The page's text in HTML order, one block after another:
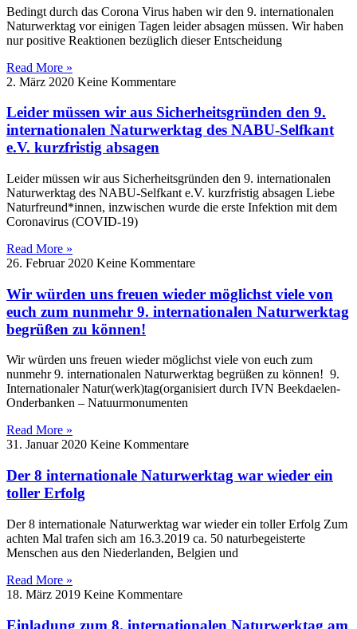
Bedingt durch das Corona Virus haben wir den 9. internationalen
Naturwerktag vor einigen Tagen leider absagen müssen. Wir haben
nur positive Reaktionen bezüglich dieser Entscheidung
Read More »
2. März 2020 Keine Kommentare
Leider müssen wir aus Sicherheitsgründen den 9.
internationalen Naturwerktag des NABU-Selfkant
e.V. kurzfristig absagen
Leider müssen wir aus Sicherheitsgründen den 9. internationalen
Naturwerktag des NABU-Selfkant e.V. kurzfristig absagen Liebe
Naturfreund*innen, inzwischen wurde die erste Infektion mit dem
Coronavirus (COVID-19)
Read More »
26. Februar 2020 Keine Kommentare
Wir würden uns freuen wieder möglichst viele von
euch zum nunmehr 9. internationalen Naturwerktag
begrüßen zu können!
Wir würden uns freuen wieder möglichst viele von euch zum
nunmehr 9. internationalen Naturwerktag begrüßen zu können! 9.
Internationaler Natur(werk)tag(organisiert durch IVN Beekdaelen-
Onderbanken – Natuurmonumenten
Read More »
31. Januar 2020 Keine Kommentare
Der 8 internationale Naturwerktag war wieder ein
toller Erfolg
Der 8 internationale Naturwerktag war wieder ein toller Erfolg Zum
achten Mal trafen sich am 16.3.2019 ca. 50 naturbegeisterte
Menschen aus den Niederlanden, Belgien und
Read More »
18. März 2019 Keine Kommentare
Einladung zum 8. internationalen Naturwerktag am